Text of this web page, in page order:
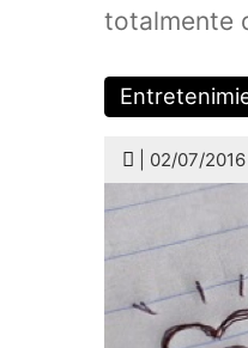
totalmente
| 02/07/